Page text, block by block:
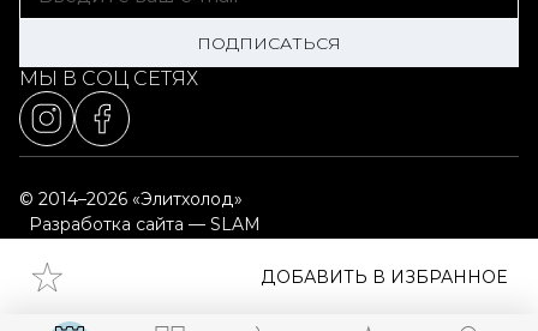
ДОБАВИТЬ В ИЗБРАННОЕ
ПОДПИСАТЬСЯ
МЫ В СОЦ СЕТЯХ
© 2014–2026 «Элитхолод»
Разработка сайта — SLAM
Карта сайта